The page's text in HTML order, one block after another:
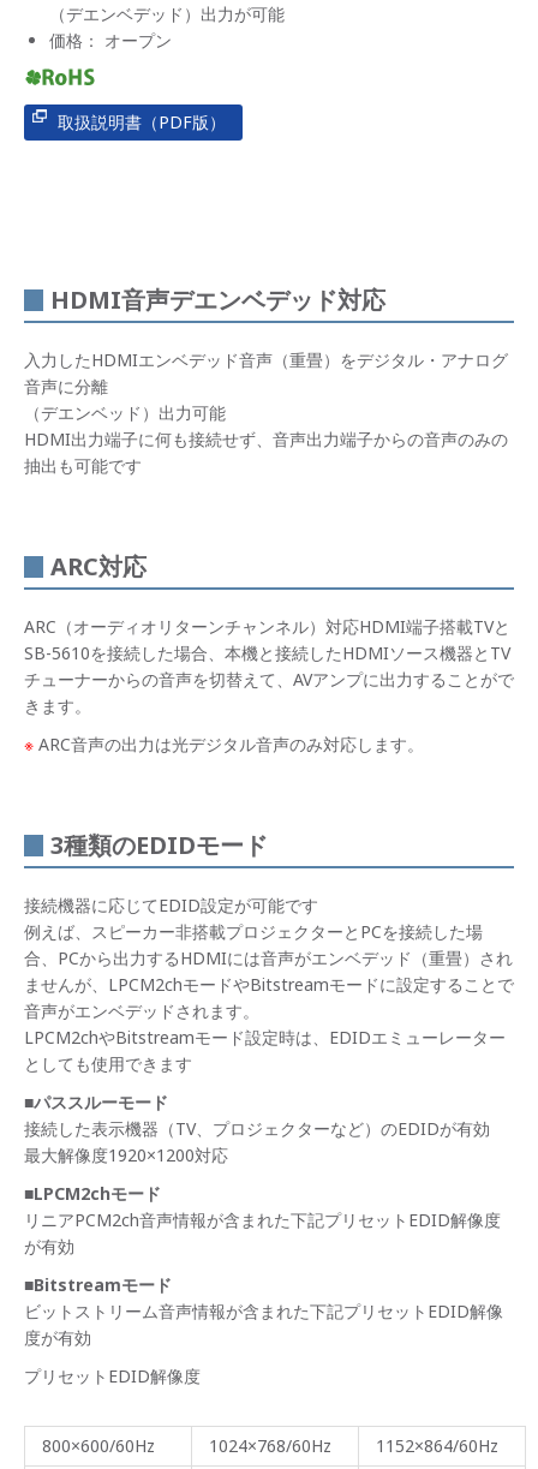
（デエンベデッド）出力が可能
価格： オープン
取扱説明書（PDF版）
HDMI音声デエンベデッド対応
入力したHDMIエンベデッド音声（重畳）をデジタル・アナログ
音声に分離
（デエンベッド）出力可能
HDMI出力端子に何も接続せず、音声出力端子からの音声のみの
抽出も可能です
ARC対応
ARC（オーディオリターンチャンネル）対応HDMI端子搭載TVと
SB-5610を接続した場合、本機と接続したHDMIソース機器とTV
チューナーからの音声を切替えて、AVアンプに出力することがで
きます。
※ ARC音声の出力は光デジタル音声のみ対応します。
3種類のEDIDモード
接続機器に応じてEDID設定が可能です
例えば、スピーカー非搭載プロジェクターとPCを接続した場
合、PCから出力するHDMIには音声がエンベデッド（重畳）され
ませんが、LPCM2chモードやBitstreamモードに設定することで
音声がエンベデッドされます。
LPCM2chやBitstreamモード設定時は、EDIDエミューレーター
としても使用できます
■パススルーモード
接続した表示機器（TV、プロジェクターなど）のEDIDが有効
最大解像度1920×1200対応
■LPCM2chモード
リニアPCM2ch音声情報が含まれた下記プリセットEDID解像度
が有効
■Bitstreamモード
ビットストリーム音声情報が含まれた下記プリセットEDID解像
度が有効
プリセットEDID解像度
800×600/60Hz 1024×768/60Hz
1152×864/60Hz